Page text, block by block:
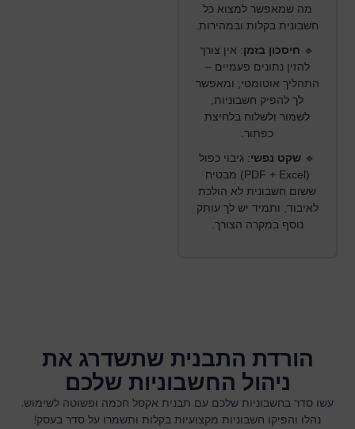
מה שמאפשר למצוא כל
חשבונית בקלות ובמהירות.
🔹 חיסכון בזמן: אין צורך
להזין נתונים פעמיים –
התהליך אוטומטי, ומאפשר
לך להפיק חשבוניות,
לשמור ולשלוח בלחיצת
כפתור.
🔹 שקט נפשי: גיבוי כפול
(PDF + Excel) מבטיח
ששום חשבונית לא הולכת
לאיבוד, ותמיד יש לך עותק
נוסף במקרה הצורך.
הורדת התבנית שתשדרג את
ניהול החשבוניות שלכם
עשו סדר בחשבוניות שלכם עם תבנית אקסל חכמה ופשוטה לשימוש.
נהלו והפיקו חשבוניות מקצועיות בקלות ותשמרו על סדר בעסק!